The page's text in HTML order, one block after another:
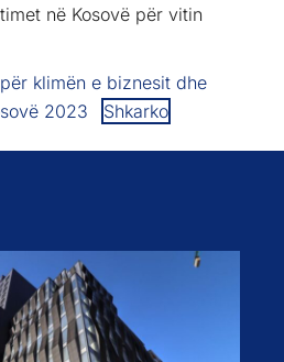
në Kosovë për vitin
klimën e biznesit dhe
2023
Shkarko